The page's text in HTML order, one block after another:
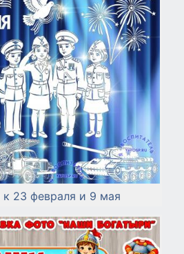
23 февраля и 9 мая